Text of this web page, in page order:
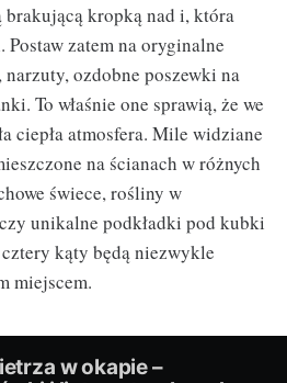
brakującą kropką nad i, która
Postaw zatem na oryginalne
ozdobne poszewki na
To właśnie one sprawią, że we
ciepła atmosfera. Mile widziane
na ścianach w różnych
świece, rośliny w
unikalne podkładki pod kubki
kąty będą niezwykle
miejscem.
w okapie –